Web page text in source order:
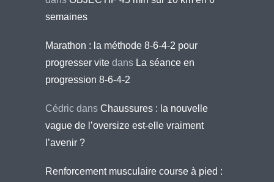
semaines
Marathon : la méthode 8-6-4-2 pour
progresser vite dans La séance en
progression 8-6-4-2
Cédric dans Chaussures : la nouvelle
vague de l’oversize est-elle vraiment
l’avenir ?
Renforcement musculaire course à pied :